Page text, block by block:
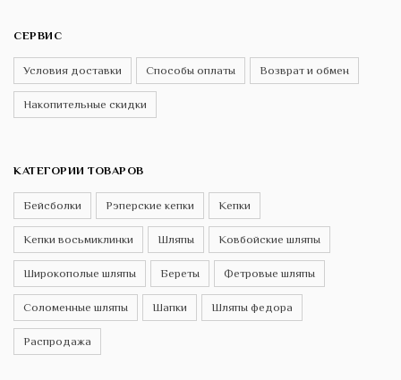
СЕРВИС
Условия доставки Способы оплаты Возврат и обмен
Накопительные скидки
КАТЕГОРИИ ТОВАРОВ
Бейсболки Рэперские кепки Кепки
Кепки восьмиклинки Шляпы Ковбойские шляпы
Широкополые шляпы Береты Фетровые шляпы
Соломенные шляпы Шапки Шляпы федора
Распродажа